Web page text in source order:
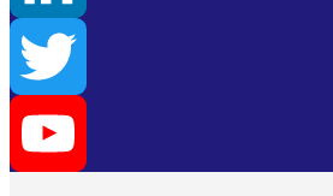
LinkedIn
Twitter